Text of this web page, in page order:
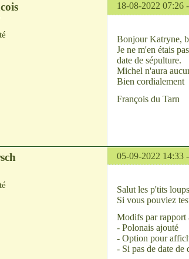
18-08-2022 07:26 -
Bonjour Katryne,
Je ne m'en étais
date de sépulture.
Michel n'aura
Bien cordialement
François du Tarn
05-09-2022 14:33 -
Salut les p'tits
Si vous pouviez
Modifs par rapport
- Polonais ajouté
- Option pour
- Si pas de date de